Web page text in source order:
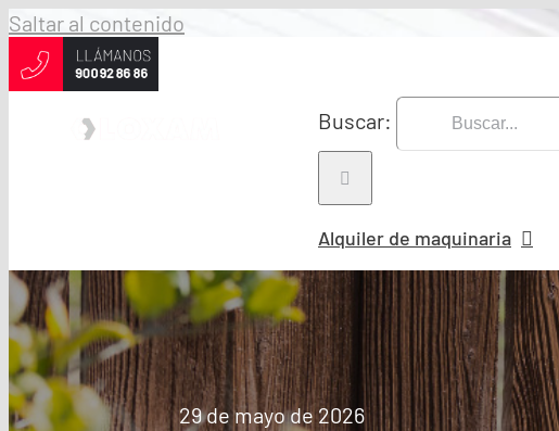
Saltar al contenido
Buscar:
Alquiler de maquinaria
29 de mayo de 2026